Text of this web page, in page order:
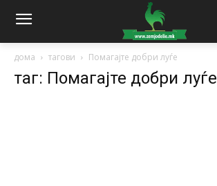
дома тагови Помагајте добри луѓе
таг: Помагајте добри луѓе